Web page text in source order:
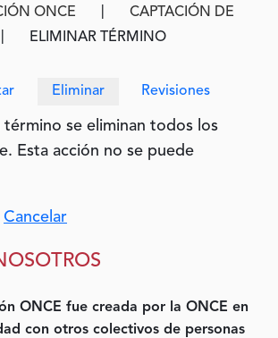
navegación
ONCE
CAPTACIÓN DE
ELIMINAR TÉRMINO
principales
Eliminar Revisiones
término se eliminan todos los
Esta acción no se puede
Cancelar
ONCE fue creada por la ONCE en
con otros colectivos de personas